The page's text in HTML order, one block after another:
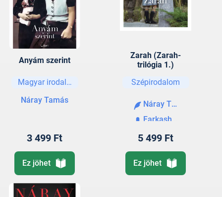
Anyám szerint
Magyar irodalom
Náray Tamás
3 499 Ft
Ez jöhet
Zarah (Zarah-
trilógia 1.)
Szépirodalom
Náray Tamás
Farkasházi Réka
5 499 Ft
Ez jöhet